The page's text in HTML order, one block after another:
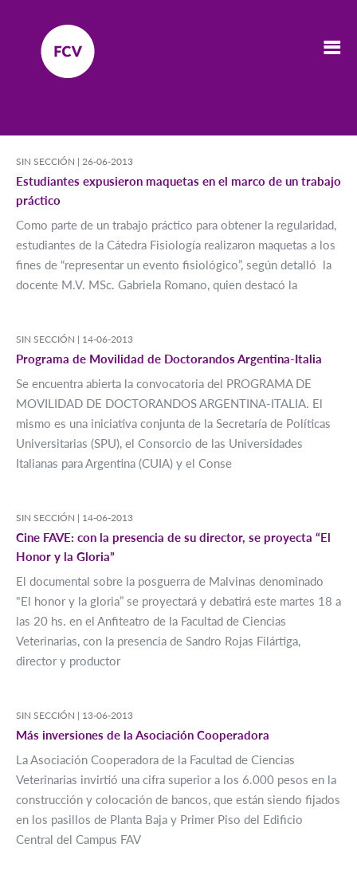
SIN SECCIÓN | 26-06-2013
Estudiantes expusieron maquetas en el marco de un trabajo
práctico
Como parte de un trabajo práctico para obtener la regularidad,
estudiantes de la Cátedra Fisiología realizaron maquetas a los
fines de “representar un evento fisiológico”, según detalló la
docente M.V. MSc. Gabriela Romano, quien destacó la
SIN SECCIÓN | 14-06-2013
Programa de Movilidad de Doctorandos Argentina-Italia
Se encuentra abierta la convocatoria del PROGRAMA DE
MOVILIDAD DE DOCTORANDOS ARGENTINA-ITALIA. El
mismo es una iniciativa conjunta de la Secretaría de Políticas
Universitarias (SPU), el Consorcio de las Universidades
Italianas para Argentina (CUIA) y el Conse
SIN SECCIÓN | 14-06-2013
Cine FAVE: con la presencia de su director, se proyecta “El
Honor y la Gloria”
El documental sobre la posguerra de Malvinas denominado
"El honor y la gloria” se proyectará y debatirá este martes 18 a
las 20 hs. en el Anfiteatro de la Facultad de Ciencias
Veterinarias, con la presencia de Sandro Rojas Filártiga,
director y productor
SIN SECCIÓN | 13-06-2013
Más inversiones de la Asociación Cooperadora
La Asociación Cooperadora de la Facultad de Ciencias
Veterinarias invirtió una cifra superior a los 6.000 pesos en la
construcción y colocación de bancos, que están siendo fijados
en los pasillos de Planta Baja y Primer Piso del Edificio
Central del Campus FAV